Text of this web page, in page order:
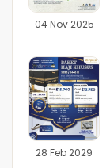
04 Nov 2025
28 Feb 2029